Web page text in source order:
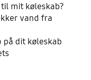
mit køleskab?
vand fra
på dit køleskab